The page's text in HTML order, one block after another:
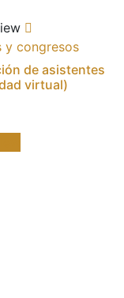
y congresos
de asistentes
virtual)